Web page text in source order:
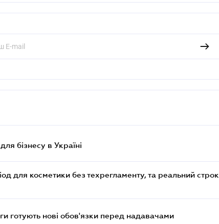
бізнесу в Україні
для косметики без техрегламенту, та реальний строк
готують нові обов'язки перед надавачами